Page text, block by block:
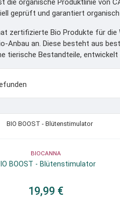
geprüft und garantiert
zertifizierte Bio Produkte für
Anbau an. Diese besteht aus
tierische Bestandteile,
BIOCANNA
BOOST - Blütenstimulator
19,99 €